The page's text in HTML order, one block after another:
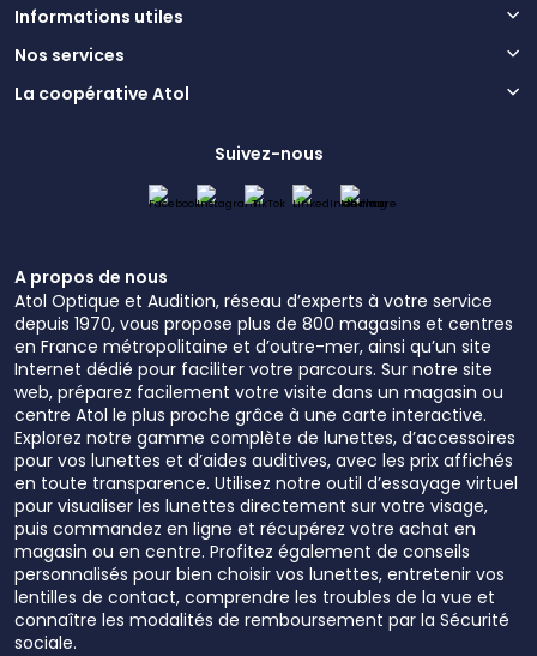
Informations utiles
Nos services
La coopérative Atol
Suivez-nous
A propos de nous
Atol Optique et Audition, réseau d’experts à votre service
depuis 1970, vous propose plus de 800 magasins et centres
en France métropolitaine et d’outre-mer, ainsi qu’un site
Internet dédié pour faciliter votre parcours. Sur notre site
web, préparez facilement votre visite dans un magasin ou
centre Atol le plus proche grâce à une carte interactive.
Explorez notre gamme complète de lunettes, d’accessoires
pour vos lunettes et d’aides auditives, avec les prix affichés
en toute transparence. Utilisez notre outil d’essayage virtuel
pour visualiser les lunettes directement sur votre visage,
puis commandez en ligne et récupérez votre achat en
magasin ou en centre. Profitez également de conseils
personnalisés pour bien choisir vos lunettes, entretenir vos
lentilles de contact, comprendre les troubles de la vue et
connaître les modalités de remboursement par la Sécurité
sociale.